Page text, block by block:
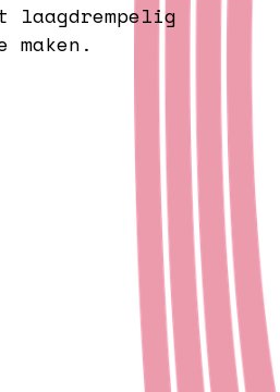
laagdrempelig
maken.